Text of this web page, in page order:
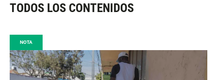
TODOS LOS CONTENIDOS
NOTA